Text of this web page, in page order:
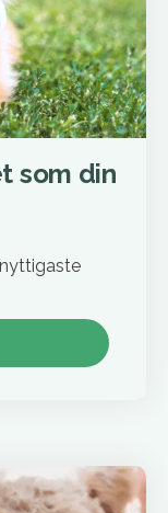
som din